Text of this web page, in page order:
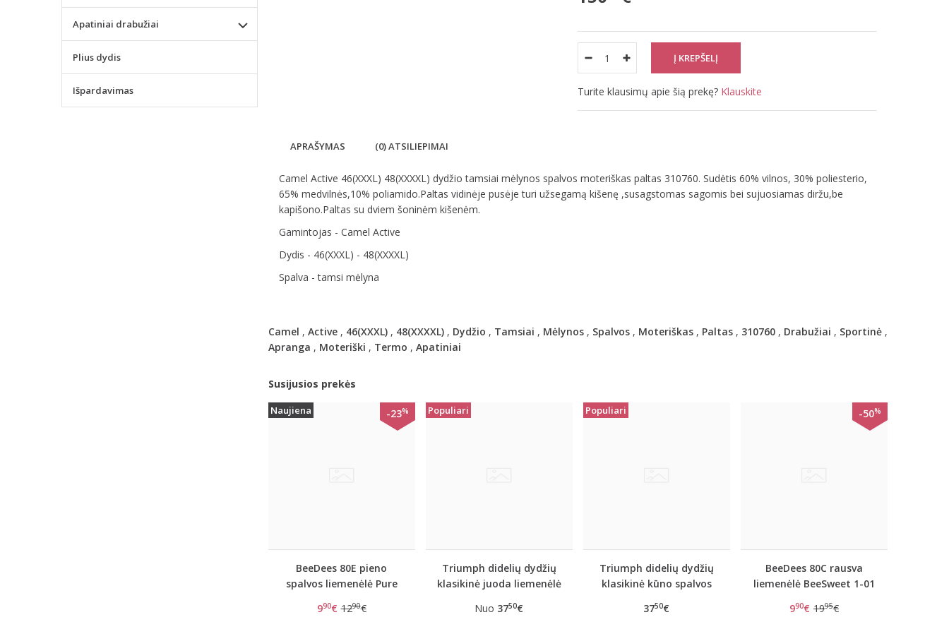
Turite klausimų apie šią prekę? Klauskite
APRAŠYMAS (0) ATSILIEPIMAI
Camel Active 46(XXXL) 48(XXXXL) dydžio tamsiai mėlynos spalvos moteriškas paltas 310760. Sudėtis 60% vilnos, 30% poliesterio,
65% medvilnės,10% poliamido.Paltas vidinėje pusėje turi užsegamą kišenę ,susagstomas sagomis bei sujuosiamas diržu,be
kapišono.Paltas su dviem šoninėm kišenėm.
Gamintojas - Camel Active
Dydis - 46(XXXL) - 48(XXXXL)
Spalva - tamsi mėlyna
Camel , Active, 46(XXXL), 48(XXXXL), Dydžio , Tamsiai , Mėlynos, Spalvos, Moteriškas, Paltas, 310760, Drabužiai , Sportinė,
Apranga , Moteriški , Termo , Apatiniai
Susijusios prekės
Naujiena -23%
BeeDees 80E pieno
spalvos liemenėlė Pure
990€ 1290€
Populiari
Triumph didelių dydžių
klasikinė juoda liemenėlė
Nuo 3750€
Populiari
Triumph didelių dydžių
klasikinė kūno spalvos
3750€
-50%
BeeDees 80C rausva
liemenėlė BeeSweet 1-01
990€ 1995€
Apatiniai drabužiai
Plius dydis
Išpardavimas